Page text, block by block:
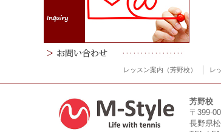
レッスン案内（芳野校） レ
芳野校
〒399-
長野県